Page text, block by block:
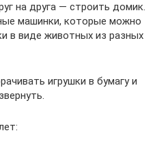
на друга — строить домик.
машинки, которые можно
в виде животных из разных
игрушки в бумагу и